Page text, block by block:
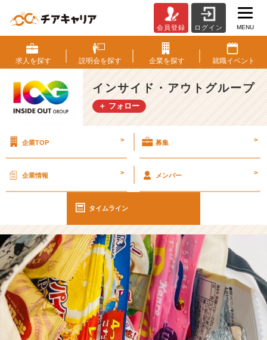
O
G
っ
て
ナ
ニ？】
味
る
と
【イ
ン
サ
イ
ド・
ア
ウ
ト
グ
会員登録 ログイン MENU
求人を探す 説明会を探す 企業を探す 就職イベント
インサイド・アウトグループ
＋ フォロー
企業TOP > 募集 >
企業情報 > メンバー >
タイムライン